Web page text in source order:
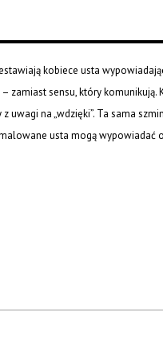
kobiece usta
zamiast sensu, który
uwagi na „wdzięki”. Ta sama
usta mogą wypowiadać